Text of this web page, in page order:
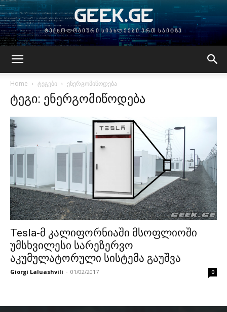
GEEK.GE
ტექნოლოგიური სიახლეები ერთ საიტზე
Home ტეგები ენერგომიწოდება
ტეგი: ენერგომიწოდება
Tesla-მ კალიფორნიაში მსოფლიოში
უმსხვილესი სარეზერვო
აკუმულატორული სისტემა გაუშვა
Giorgi Laluashvili - 01/02/2017 0